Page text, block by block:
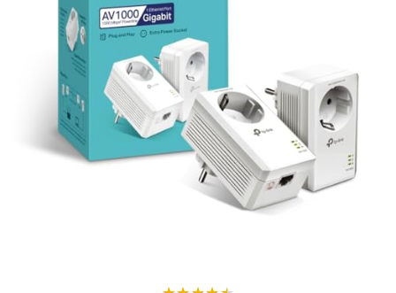
Sécurité avancée pour vos données
Cryptage AES 128 bits :
protège votre réseau contre les
Bouton Connect & Secure :activez facilement une connexion
sécurisée entre vos adaptateurs.
Économie d'énergie automatique
Réduction de la consommation jusqu'à 85 % grâce au mode